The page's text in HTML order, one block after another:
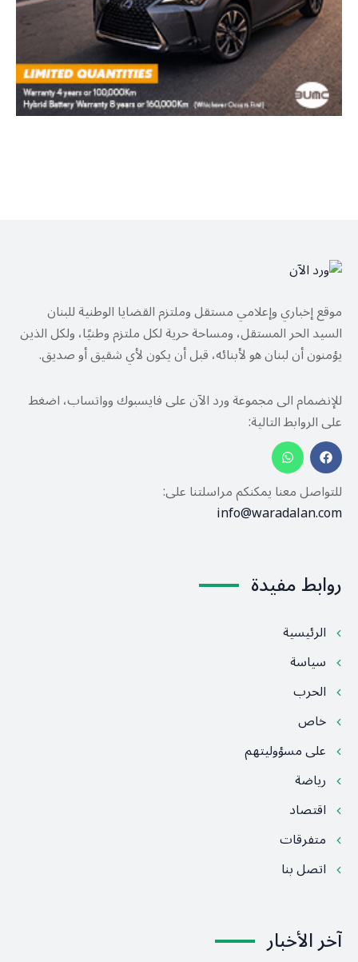
موقع إخباري وإعلامي مستقل وملتزم القضايا الوطنية للبنان
السيد الحر المستقل، ومساحة حرية لكل ملتزم وطنيًا، ولكل الذين
يؤمنون أن لبنان هو لأبنائه، قبل أن يكون لأي شقيق أو صديق.
للإنضمام الى مجموعة ورد الآن على فايسبوك وواتساب، اضغط
على الروابط التالية:
للتواصل معنا يمكنكم مراسلتنا على:
info@waradalan.com
روابط مفيدة
الرئيسية
سياسة
الحرب
خاص
على مسؤوليتهم
رياضة
اقتصاد
متفرقات
اتصل بنا
آخر الأخبار